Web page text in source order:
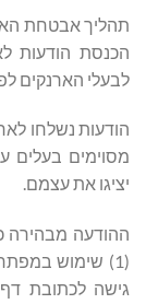
תהליך אבטחת
הכנסת הודעות
לבעלי הארנקים לפחות 90
הודעות נשלחו
מסוימים בעלים
יציגו את עצמם.
ההודעה מבהירה